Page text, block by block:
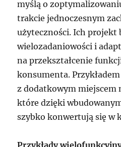
myślą o
trakcie jednoczesnym
użyteczności. Ich projekt
wielozadaniowości i
na przekształcenie
konsumenta.
z dodatkowym miejscem
które dzięki
szybko konwertują się w
Przykłady